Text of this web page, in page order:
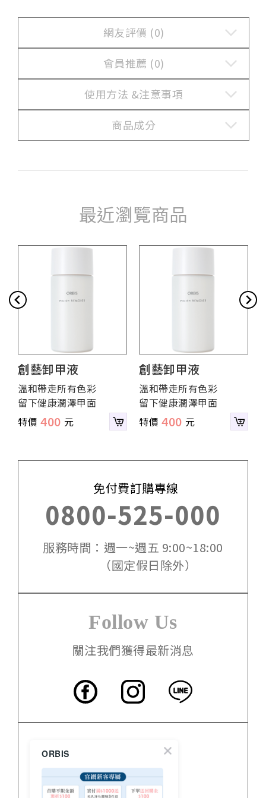
網友評價 (0)
會員推薦 (0)
使用方法 &注意事項
商品成分
最近瀏覽商品
創藝卸甲液
溫和帶走所有色彩
留下健康潤澤甲面
400
創藝卸甲液
溫和帶走所有色彩
留下健康潤澤甲面
400
免付費訂購專線
0800-525-000
服務時間：週一~週五 9:00~18:00
（國定假日除外）
Follow Us
關注我們獲得最新消息
門市資訊
關於 ORBIS
ORBIS